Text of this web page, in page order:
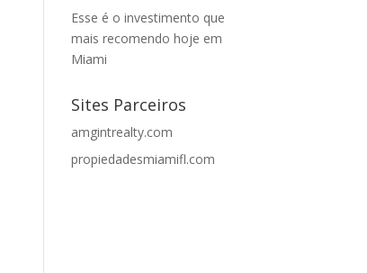
Esse é o investimento que
mais recomendo hoje em
Miami
Sites Parceiros
amgintrealty.com
propiedadesmiamifl.com